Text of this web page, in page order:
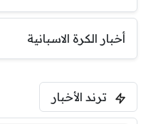
أخبار الكرة الاسبانية
ترند الأخبار